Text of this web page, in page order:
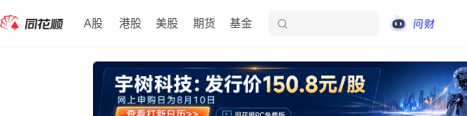
A股 港股 美股 期货 基金